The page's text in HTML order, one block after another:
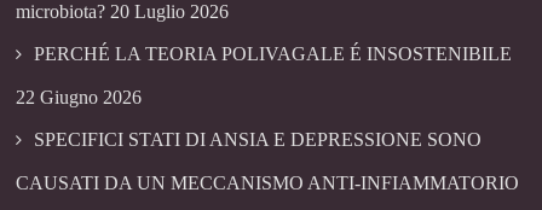
microbiota? 20 Luglio 2026
PERCHÉ LA TEORIA POLIVAGALE É INSOSTENIBILE
22 Giugno 2026
SPECIFICI STATI DI ANSIA E DEPRESSIONE SONO
CAUSATI DA UN MECCANISMO ANTI-INFIAMMATORIO